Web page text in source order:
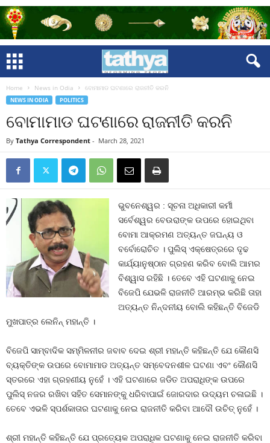
Home News in Odia ବୋମାମାଡ ଘଟଣାରେ ରାଜନୀତି କରନି
NEWS IN ODIA POLITICS
ବୋମାମାଡ ଘଟଣାରେ ରାଜନୀତି କରନି
By Tathya Correspondent - March 28, 2021
ଭୁବନେଶ୍ୱର : ସୂଚନା ଅଧିକାରୀ କର୍ମୀ
ସର୍ବେଶ୍ୱର ବେଉରାଙ୍କ ଉପରେ ହୋଇଥିବା
ବୋମା ଆକ୍ରମଣ ଅତ୍ୟନ୍ତ ଜଘନ୍ୟ ଓ
ବର୍ବୋରୋଚିତ । ପୁଲିସ୍‍ ଏକ୍ଷେତ୍ରରେ ଦୃଢ
କାର୍ଯ୍ୟାନୁଷ୍ଠାନ ଗ୍ରହଣ କରିବ ବୋଲି ଆମର
ବିଶ୍ୱାସ ରହିଛି । ତେବେ ଏହି ଘଟଣାକୁ ନେଇ
ବିଜେପି ଯେଭଳି ରାଜନୀତି ଆରମ୍ଭ କରିଛି ତାହା
ଅତ୍ୟନ୍ତ ନିନ୍ଦନୀୟ ବୋଲି କହିଛନ୍ତି ବିଜେଡି
ମୁଖପାତ୍ର ଲେନିନ୍‍ ମହାନ୍ତି ।
ବିଜେପି ସାମ୍ବାଦିକ ସମ୍ମିଳନୀର ଜବାବ ଦେଇ ଶ୍ରୀ ମହାନ୍ତି କହିଛନ୍ତି ଯେ କୌଣସି
ବ୍ୟକ୍ତିଙ୍କ ଉପରେ ବୋମାମାଡ ଅତ୍ୟନ୍ତ ସମ୍ବେଦନଶୀଳ ଘଟଣା ଏବଂ କୌଣସି
ସ୍ତରରେ ଏହା ଗ୍ରହଣୀୟ ନୁହେଁ । ଏହି ଘଟଣାରେ ଜଡିତ ଅପରାଧିଙ୍କ ଉପରେ
ପୁଲିସ୍‍ ନଜର ରଖିବା ସହିତ ସେମାନଙ୍କୁ ଧରିବାପାଇଁ ଜୋରଦାର ଉଦ୍ୟମ ଚଳାଇଛି ।
ତେବେ ଏଭଳି ସ୍ପର୍ଶକାତାର ଘଟଣାକୁ ନେଇ ରାଜନୀତି କରିବା ଆଦୌ ଉଚିତ୍‍ ନୁହେଁ ।
ଶ୍ରୀ ମହାନ୍ତି କହିଛନ୍ତି ଯେ ପ୍ରତ୍ୟେକ ଅପରାଧିକ ଘଟଣାକୁ ନେଇ ରାଜନୀତି କରିବା